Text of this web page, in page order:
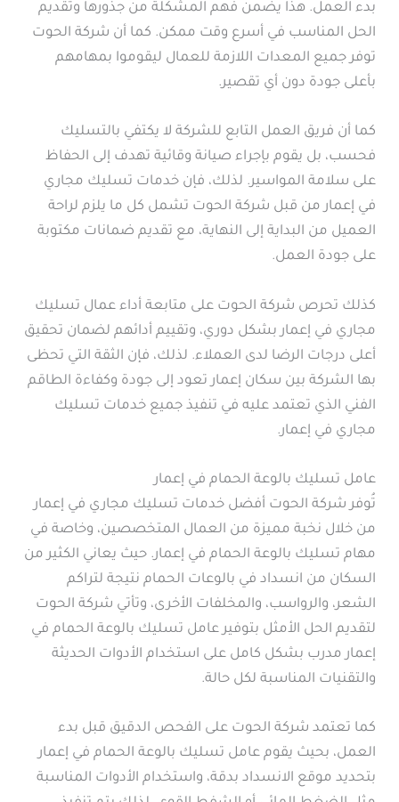
بدء العمل. هذا يضمن فهم المشكلة من جذورها وتقديم
الحل المناسب في أسرع وقت ممكن. كما أن شركة الحوت
توفر جميع المعدات اللازمة للعمال ليقوموا بمهامهم
بأعلى جودة دون أي تقصير.
كما أن فريق العمل التابع للشركة لا يكتفي بالتسليك
فحسب، بل يقوم بإجراء صيانة وقائية تهدف إلى الحفاظ
على سلامة المواسير. لذلك، فإن خدمات تسليك مجاري
في إعمار من قبل شركة الحوت تشمل كل ما يلزم لراحة
العميل من البداية إلى النهاية، مع تقديم ضمانات مكتوبة
على جودة العمل.
كذلك تحرص شركة الحوت على متابعة أداء عمال تسليك
مجاري في إعمار بشكل دوري، وتقييم أدائهم لضمان تحقيق
أعلى درجات الرضا لدى العملاء. لذلك، فإن الثقة التي تحظى
بها الشركة بين سكان إعمار تعود إلى جودة وكفاءة الطاقم
الفني الذي تعتمد عليه في تنفيذ جميع خدمات تسليك
مجاري في إعمار.
عامل تسليك بالوعة الحمام في إعمار
تُوفر شركة الحوت أفضل خدمات تسليك مجاري في إعمار
من خلال نخبة مميزة من العمال المتخصصين، وخاصة في
مهام تسليك بالوعة الحمام في إعمار. حيث يعاني الكثير من
السكان من انسداد في بالوعات الحمام نتيجة لتراكم
الشعر، والرواسب، والمخلفات الأخرى، وتأتي شركة الحوت
لتقديم الحل الأمثل بتوفير عامل تسليك بالوعة الحمام في
إعمار مدرب بشكل كامل على استخدام الأدوات الحديثة
والتقنيات المناسبة لكل حالة.
كما تعتمد شركة الحوت على الفحص الدقيق قبل بدء
العمل، بحيث يقوم عامل تسليك بالوعة الحمام في إعمار
بتحديد موقع الانسداد بدقة، واستخدام الأدوات المناسبة